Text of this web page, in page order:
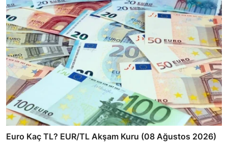
Euro Kaç TL? EUR/TL Akşam Kuru (08 Ağustos 2026)